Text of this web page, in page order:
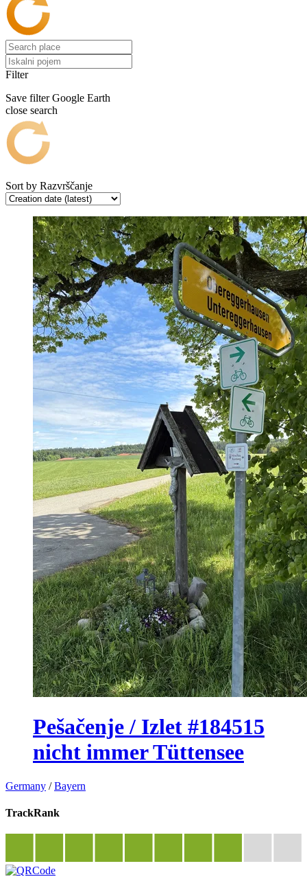
Filter
Save filter Google Earth
close search
Sort by Razvrščanje
Pešačenje / Izlet #184515
nicht immer Tüttensee
Germany /Bayern
TrackRank